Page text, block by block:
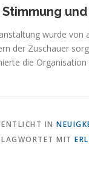
Stimmung
wurde von
der Zuschauer
die Organisation
IN
MIT